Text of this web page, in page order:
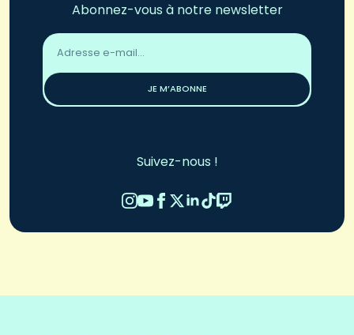
Abonnez-vous à notre newsletter
Adresse
email
JE M’ABONNE
Suivez-nous !